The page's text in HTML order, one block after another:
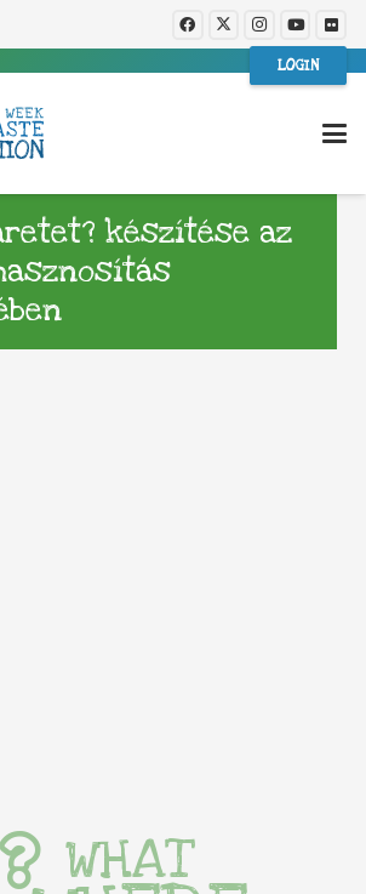
LOGIN
készítése az
WHAT